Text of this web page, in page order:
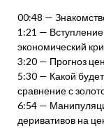
00:48 —
1:21 —
экономический
3:20 — Прогноз
5:30 — Какой
сравнение с
6:54 —
деривативов на